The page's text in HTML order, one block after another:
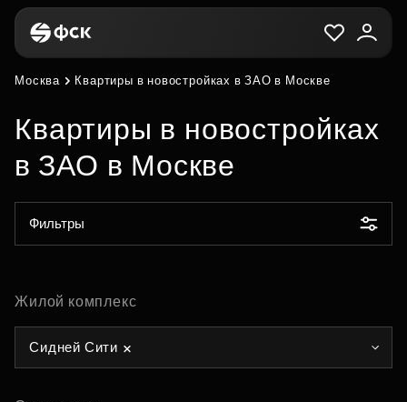
Москва Квартиры в новостройках в ЗАО в Москве
Квартиры в новостройках
в ЗАО в Москве
Фильтры
Жилой комплекс
Сидней Сити